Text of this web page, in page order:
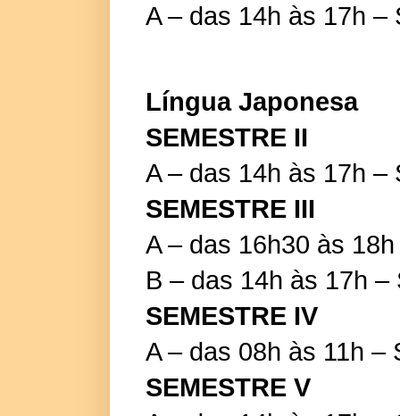
A – das 14h às 17h –
Língua Japonesa
SEMESTRE II
A – das 14h às 17h –
SEMESTRE III
A – das 16h30 às 18h
B – das 14h às 17h –
SEMESTRE IV
A – das 08h às 11h –
SEMESTRE V